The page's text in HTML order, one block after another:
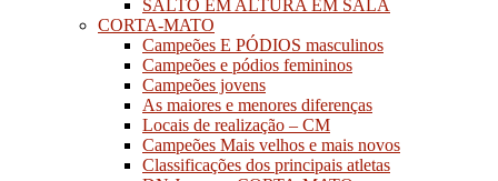
SALTO EM ALTURA EM SALA
CORTA-MATO
Campeões E PÓDIOS masculinos
Campeões e pódios femininos
Campeões jovens
As maiores e menores diferenças
Locais de realização – CM
Campeões Mais velhos e mais novos
Classificações dos principais atletas